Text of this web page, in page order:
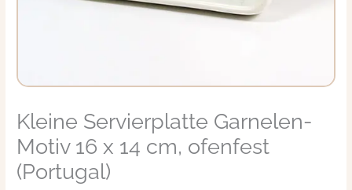
Kleine Servierplatte Garnelen-
Motiv 16 x 14 cm, ofenfest
(Portugal)
Kleine
Servierplatte
Garnelen-
Motiv
16